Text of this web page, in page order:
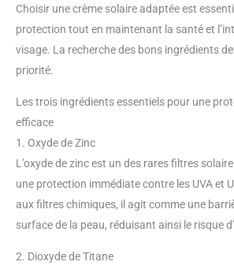
Choisir une crème solaire adaptée est
protection tout en maintenant la santé et
visage. La recherche des bons ingrédients
priorité.
Les trois ingrédients essentiels pour une
efficace
1. Oxyde de Zinc
L’oxyde de zinc est un des rares filtres
une protection immédiate contre les UVA et
aux filtres chimiques, il agit comme une
surface de la peau, réduisant ainsi le risque
2. Dioxyde de Titane